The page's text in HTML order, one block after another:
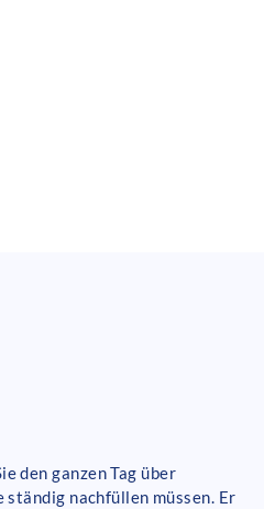
den ganzen Tag über
nachfüllen müssen. Er